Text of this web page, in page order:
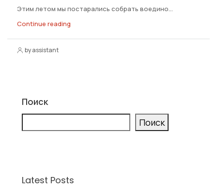
Этим летом мы постарались собрать воедино...
Continue reading
by assistant
Поиск
Поиск
Latest Posts